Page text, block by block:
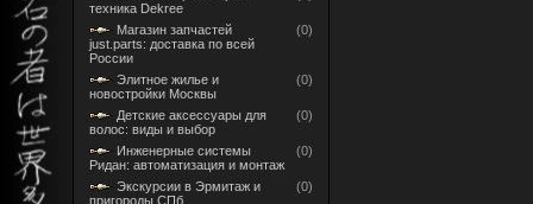
техника Dekree
Магазин запчастей
just.parts: доставка по всей
России
(0)
Элитное жилье и
новостройки Москвы
(0)
Детские аксессуары для
волос: виды и выбор
(0)
Инженерные системы
Ридан: автоматизация и монтаж
(0)
Экскурсии в Эрмитаж и
пригороды СПб
(0)